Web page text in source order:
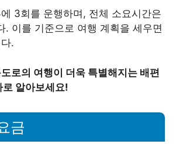
3회를 운행하며, 전체 소요시간은
. 이를 기준으로 여행 계획을 세우면
.
로의 여행이 더욱 특별해지는 배편
알아보세요!
금